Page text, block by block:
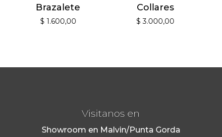
Brazalete
$ 1.600,00
Collares
$ 3.000,00
Visitanos en
Showroom en Malvin/Punta Gorda